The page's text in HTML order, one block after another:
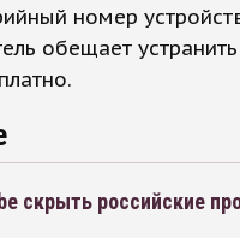
номер
обещает
скрыть российские